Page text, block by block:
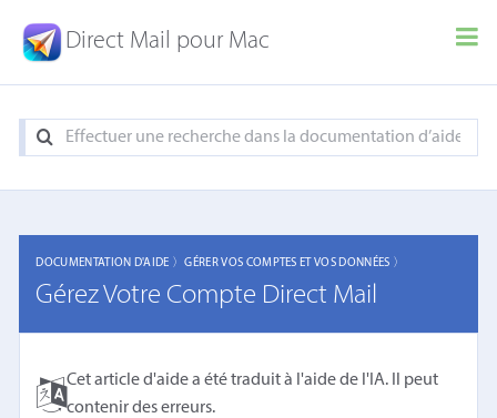
Direct Mail pour Mac
DOCUMENTATION D'AIDE 〉GÉRER VOS COMPTES ET VOS DONNÉES 〉
Gérez Votre Compte Direct Mail
Cet article d'aide a été traduit à l'aide de l'IA. Il peut
contenir des erreurs.